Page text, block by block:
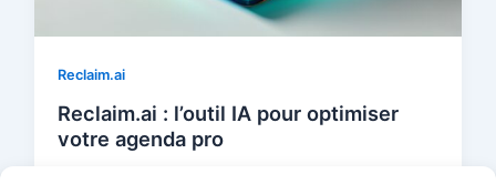
Reclaim.ai
Reclaim.ai : l’outil IA pour optimiser
votre agenda pro